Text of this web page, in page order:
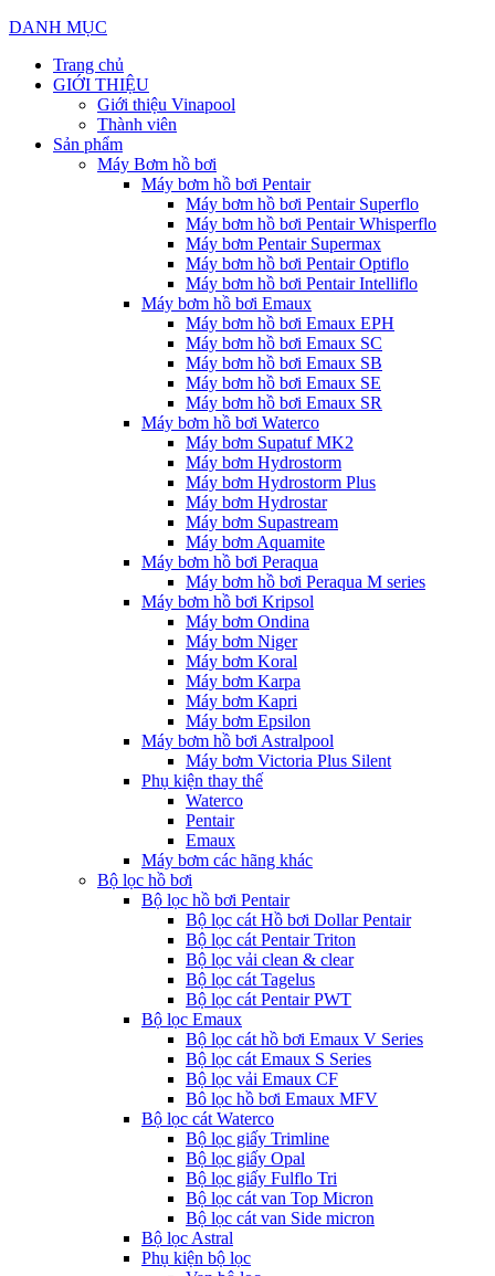
DANH MỤC
Trang chủ
GIỚI THIỆU
Giới thiệu Vinapool
Thành viên
Sản phẩm
Máy Bơm hồ bơi
Máy bơm hồ bơi Pentair
Máy bơm hồ bơi Pentair Superflo
Máy bơm hồ bơi Pentair Whisperflo
Máy bơm Pentair Supermax
Máy bơm hồ bơi Pentair Optiflo
Máy bơm hồ bơi Pentair Intelliflo
Máy bơm hồ bơi Emaux
Máy bơm hồ bơi Emaux EPH
Máy bơm hồ bơi Emaux SC
Máy bơm hồ bơi Emaux SB
Máy bơm hồ bơi Emaux SE
Máy bơm hồ bơi Emaux SR
Máy bơm hồ bơi Waterco
Máy bơm Supatuf MK2
Máy bơm Hydrostorm
Máy bơm Hydrostorm Plus
Máy bơm Hydrostar
Máy bơm Supastream
Máy bơm Aquamite
Máy bơm hồ bơi Peraqua
Máy bơm hồ bơi Peraqua M series
Máy bơm hồ bơi Kripsol
Máy bơm Ondina
Máy bơm Niger
Máy bơm Koral
Máy bơm Karpa
Máy bơm Kapri
Máy bơm Epsilon
Máy bơm hồ bơi Astralpool
Máy bơm Victoria Plus Silent
Phụ kiện thay thế
Waterco
Pentair
Emaux
Máy bơm các hãng khác
Bộ lọc hồ bơi
Bộ lọc hồ bơi Pentair
Bộ lọc cát Hồ bơi Dollar Pentair
Bộ lọc cát Pentair Triton
Bộ lọc vải clean & clear
Bộ lọc cát Tagelus
Bộ lọc cát Pentair PWT
Bộ lọc Emaux
Bộ lọc cát hồ bơi Emaux V Series
Bộ lọc cát Emaux S Series
Bộ lọc vải Emaux CF
Bô lọc hồ bơi Emaux MFV
Bộ lọc cát Waterco
Bộ lọc giấy Trimline
Bộ lọc giấy Opal
Bộ lọc giấy Fulflo Tri
Bộ lọc cát van Top Micron
Bộ lọc cát van Side micron
Bộ lọc Astral
Phụ kiện bộ lọc